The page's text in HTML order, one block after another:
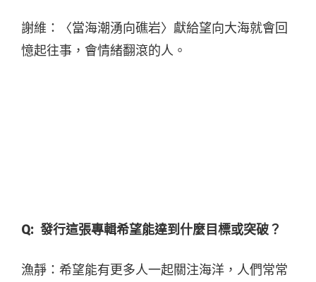
謝維：〈當海潮湧向礁岩〉獻給望向大海就會回
憶起往事，會情緒翻滾的人。
Q: 發行這張專輯希望能達到什麼目標或突破？
漁靜：希望能有更多人一起關注海洋，人們常常